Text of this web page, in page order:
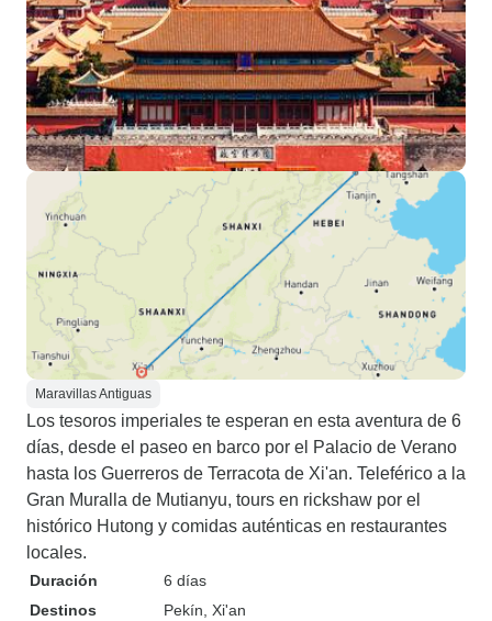
Maravillas Antiguas
Los tesoros imperiales te esperan en esta aventura de 6
días, desde el paseo en barco por el Palacio de Verano
hasta los Guerreros de Terracota de Xi'an. Teleférico a la
Gran Muralla de Mutianyu, tours en rickshaw por el
histórico Hutong y comidas auténticas en restaurantes
locales.
Duración
6 días
Destinos
Pekín , Xi'an